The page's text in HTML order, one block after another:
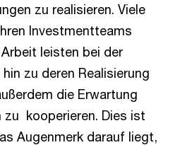
zu realisieren. Viele
Investmentteams
leisten bei der
zu deren Realisierung
die Erwartung
kooperieren. Dies ist
Augenmerk darauf liegt,